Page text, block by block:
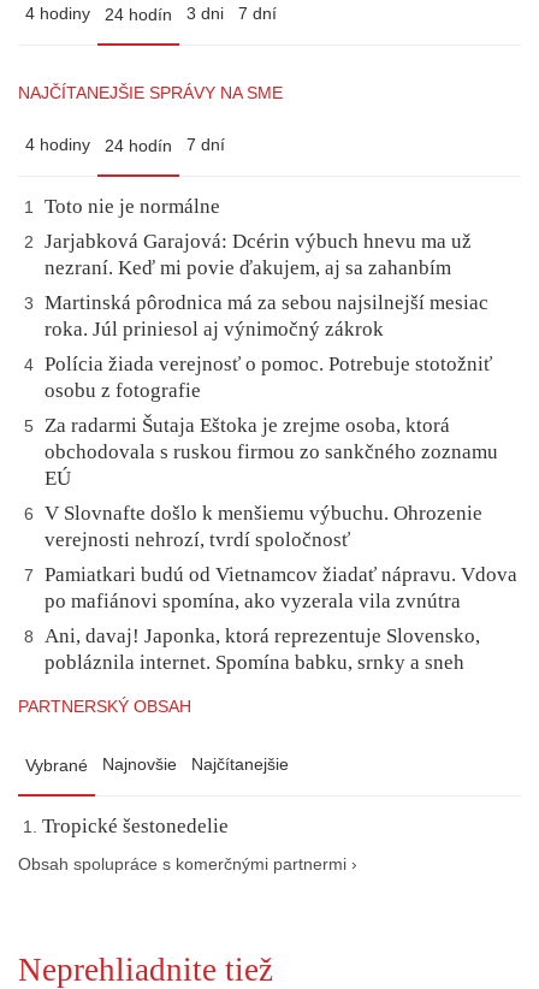
4 hodiny 24 hodín 3 dni 7 dní
NAJČÍTANEJŠIE SPRÁVY NA SME
4 hodiny 24 hodín 7 dní
1 Toto nie je normálne
2
Jarjabková Garajová: Dcérin výbuch hnevu ma už
nezraní. Keď mi povie ďakujem, aj sa zahanbím
3
Martinská pôrodnica má za sebou najsilnejší mesiac
roka. Júl priniesol aj výnimočný zákrok
4 Polícia žiada verejnosť o pomoc. Potrebuje stotožniť
osobu z fotografie
5
Za radarmi Šutaja Eštoka je zrejme osoba, ktorá
obchodovala s ruskou firmou zo sankčného zoznamu
EÚ
6
V Slovnafte došlo k menšiemu výbuchu. Ohrozenie
verejnosti nehrozí, tvrdí spoločnosť
7
Pamiatkari budú od Vietnamcov žiadať nápravu. Vdova
po mafiánovi spomína, ako vyzerala vila zvnútra
8
Ani, davaj! Japonka, ktorá reprezentuje Slovensko,
pobláznila internet. Spomína babku, srnky a sneh
PARTNERSKÝ OBSAH
Vybrané Najnovšie Najčítanejšie
Tropické šestonedelie
Obsah spolupráce s komerčnými partnermi ›
Neprehliadnite tiež